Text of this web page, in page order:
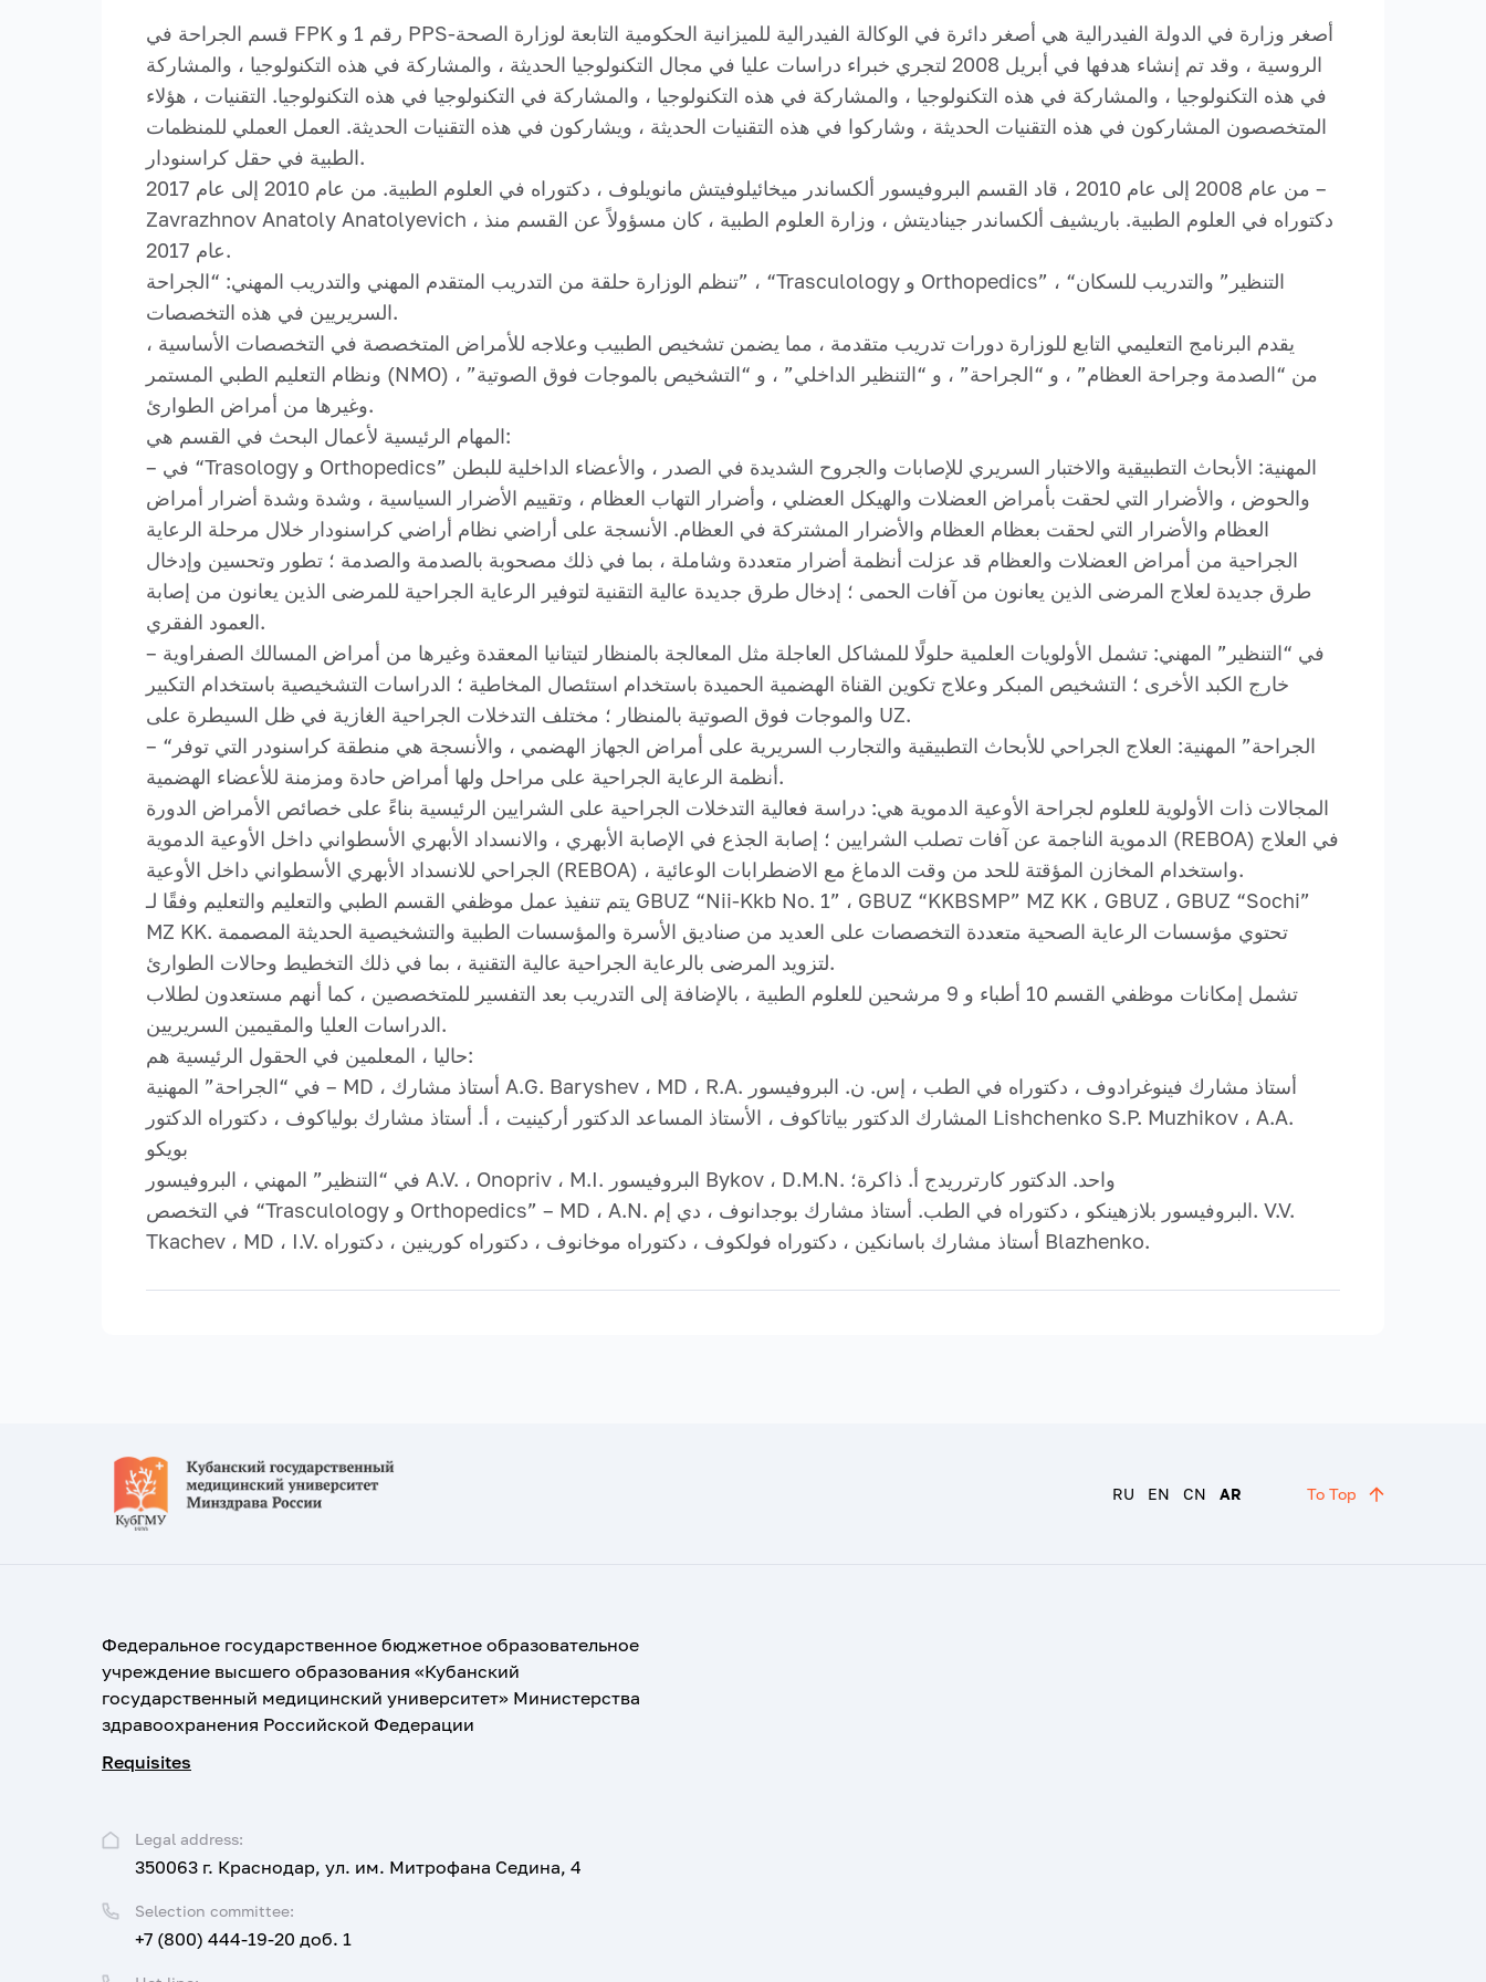
قسم الجراحة في FPK رقم 1 و PPS-أصغر وزارة في الدولة الفيدرالية هي أصغر دائرة في الوكالة الفيدرالية للميزانية الحكومية التابعة لوزارة الصحة
الروسية ، وقد تم إنشاء هدفها في أبريل 2008 لتجري خبراء دراسات عليا في مجال التكنولوجيا الحديثة ، والمشاركة في هذه التكنولوجيا ، والمشاركة
في هذه التكنولوجيا ، والمشاركة في هذه التكنولوجيا ، والمشاركة في هذه التكنولوجيا ، والمشاركة في التكنولوجيا في هذه التكنولوجيا. التقنيات ، هؤلاء
المتخصصون المشاركون في هذه التقنيات الحديثة ، وشاركوا في هذه التقنيات الحديثة ، ويشاركون في هذه التقنيات الحديثة. العمل العملي للمنظمات
الطبية في حقل كراسنودار.
من عام 2008 إلى عام 2010 ، قاد القسم البروفيسور ألكساندر ميخائيلوفيتش مانويلوف ، دكتوراه في العلوم الطبية. من عام 2010 إلى عام 2017 –
Zavrazhnov Anatoly Anatolyevich ، دكتوراه في العلوم الطبية. باريشيف ألكساندر جيناديتش ، وزارة العلوم الطبية ، كان مسؤولاً عن القسم منذ
عام 2017.
تنظم الوزارة حلقة من التدريب المتقدم المهني والتدريب المهني: “الجراحة” ، “Trasculology و Orthopedics” ، “التنظير” والتدريب للسكان
السريريين في هذه التخصصات.
يقدم البرنامج التعليمي التابع للوزارة دورات تدريب متقدمة ، مما يضمن تشخيص الطبيب وعلاجه للأمراض المتخصصة في التخصصات الأساسية ،
ونظام التعليم الطبي المستمر (NMO) من “الصدمة وجراحة العظام” ، و “الجراحة” ، و “التنظير الداخلي” ، و “التشخيص بالموجات فوق الصوتية” ،
وغيرها من أمراض الطوارئ.
المهام الرئيسية لأعمال البحث في القسم هي:
– في “Trasology و Orthopedics” المهنية: الأبحاث التطبيقية والاختبار السريري للإصابات والجروح الشديدة في الصدر ، والأعضاء الداخلية للبطن
والحوض ، والأضرار التي لحقت بأمراض العضلات والهيكل العضلي ، وأضرار التهاب العظام ، وتقييم الأضرار السياسية ، وشدة وشدة أضرار أمراض
العظام والأضرار التي لحقت بعظام العظام والأضرار المشتركة في العظام. الأنسجة على أراضي نظام أراضي كراسنودار خلال مرحلة الرعاية
الجراحية من أمراض العضلات والعظام قد عزلت أنظمة أضرار متعددة وشاملة ، بما في ذلك مصحوبة بالصدمة والصدمة ؛ تطور وتحسين وإدخال
طرق جديدة لعلاج المرضى الذين يعانون من آفات الحمى ؛ إدخال طرق جديدة عالية التقنية لتوفير الرعاية الجراحية للمرضى الذين يعانون من إصابة
العمود الفقري.
– في “التنظير” المهني: تشمل الأولويات العلمية حلولًا للمشاكل العاجلة مثل المعالجة بالمنظار لتيتانيا المعقدة وغيرها من أمراض المسالك الصفراوية
خارج الكبد الأخرى ؛ التشخيص المبكر وعلاج تكوين القناة الهضمية الحميدة باستخدام استئصال المخاطية ؛ الدراسات التشخيصية باستخدام التكبير
والموجات فوق الصوتية بالمنظار ؛ مختلف التدخلات الجراحية الغازية في ظل السيطرة على UZ.
– “الجراحة” المهنية: العلاج الجراحي للأبحاث التطبيقية والتجارب السريرية على أمراض الجهاز الهضمي ، والأنسجة هي منطقة كراسنودر التي توفر
أنظمة الرعاية الجراحية على مراحل ولها أمراض حادة ومزمنة للأعضاء الهضمية.
المجالات ذات الأولوية للعلوم لجراحة الأوعية الدموية هي: دراسة فعالية التدخلات الجراحية على الشرايين الرئيسية بناءً على خصائص الأمراض الدورة
الدموية الناجمة عن آفات تصلب الشرايين ؛ إصابة الجذع في الإصابة الأبهري ، والانسداد الأبهري الأسطواني داخل الأوعية الدموية (REBOA) في العلاج
الجراحي للانسداد الأبهري الأسطواني داخل الأوعية (REBOA) ، واستخدام المخازن المؤقتة للحد من وقت الدماغ مع الاضطرابات الوعائية.
يتم تنفيذ عمل موظفي القسم الطبي والتعليم والتعليم وفقًا لـ GBUZ “Nii-Kkb No. 1” ، GBUZ “KKBSMP” MZ KK ، GBUZ ، GBUZ “Sochi”
MZ KK. تحتوي مؤسسات الرعاية الصحية متعددة التخصصات على العديد من صناديق الأسرة والمؤسسات الطبية والتشخيصية الحديثة المصممة
لتزويد المرضى بالرعاية الجراحية عالية التقنية ، بما في ذلك التخطيط وحالات الطوارئ.
تشمل إمكانات موظفي القسم 10 أطباء و 9 مرشحين للعلوم الطبية ، بالإضافة إلى التدريب بعد التفسير للمتخصصين ، كما أنهم مستعدون لطلاب
الدراسات العليا والمقيمين السريريين.
حاليا ، المعلمين في الحقول الرئيسية هم:
في “الجراحة” المهنية – MD ، أستاذ مشارك A.G. Baryshev ، MD ، R.A. أستاذ مشارك فينوغرادوف ، دكتوراه في الطب ، إس. ن. البروفيسور
المشارك الدكتور بياتاكوف ، الأستاذ المساعد الدكتور أركينيت ، أ. أستاذ مشارك بولياكوف ، دكتوراه الدكتور Lishchenko S.P. Muzhikov ، A.A.
بويكو
في “التنظير” المهني ، البروفيسور A.V. ، Onopriv ، M.I. البروفيسور Bykov ، D.M.N. واحد. الدكتور كارترريدج أ. ذاكرة؛
في التخصص “Trasculology و Orthopedics” – MD ، A.N. البروفيسور بلازهينكو ، دكتوراه في الطب. أستاذ مشارك بوجدانوف ، دي إم. V.V.
Tkachev ، MD ، I.V. أستاذ مشارك باسانكين ، دكتوراه فولكوف ، دكتوراه موخانوف ، دكتوراه كورينين ، دكتوراه Blazhenko.
RU EN CN AR To Top
Федеральное государственное бюджетное образовательное
учреждение высшего образования «Кубанский
государственный медицинский университет» Министерства
здравоохранения Российской Федерации
Requisites
Legal address:
350063 г. Краснодар, ул. им. Митрофана Седина, 4
Selection committee:
+7 (800) 444-19-20 доб. 1